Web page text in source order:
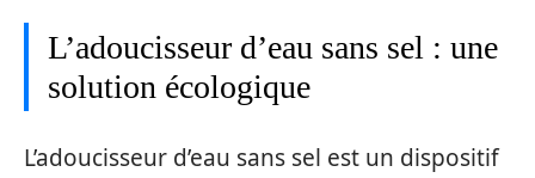
L’adoucisseur d’eau sans sel : une
solution écologique
L’adoucisseur d’eau sans sel est un dispositif